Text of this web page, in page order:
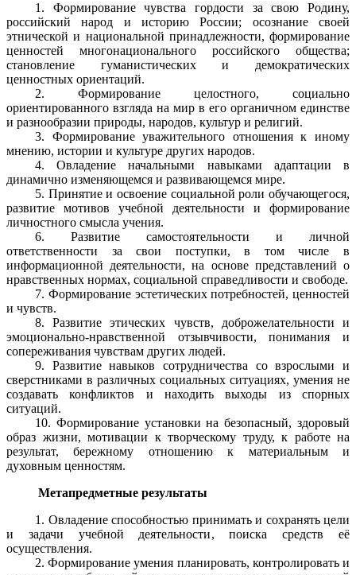
1. Формирование чувства гордости за свою Родину,
российский народ и историю России; осознание своей
этнической и национальной принадлежности, формирование
ценностей многонационального российского общества;
становление гуманистических и демократических
ценностных ориентаций.
2. Формирование целостного, социально
ориентированного взгляда на мир в его органичном единстве
и разнообразии природы, народов, культур и религий.
3. Формирование уважительного отношения к иному
мнению, истории и культуре других народов.
4. Овладение начальными навыками адаптации в
динамично изменяющемся и развивающемся мире.
5. Принятие и освоение социальной роли обучающегося,
развитие мотивов учебной деятельности и формирование
личностного смысла учения.
6. Развитие самостоятельности и личной
ответственности за свои поступки, в том числе в
информационной деятельности, на основе представлений о
нравственных нормах, социальной справедливости и свободе.
7. Формирование эстетических потребностей, ценностей
и чувств.
8. Развитие этических чувств, доброжелательности и
эмоционально-нравственной отзывчивости, понимания и
сопереживания чувствам других людей.
9. Развитие навыков сотрудничества со взрослыми и
сверстниками в различных социальных ситуациях, умения не
создавать конфликтов и находить выходы из спорных
ситуаций.
10. Формирование установки на безопасный, здоровый
образ жизни, мотивации к творческому труду, к работе на
результат, бережному отношению к материальным и
духовным ценностям.
Метапредметные результаты
1. Овладение способностью принимать и сохранять цели
и задачи учебной деятельности, поиска средств её
осуществления.
2. Формирование умения планировать, контролировать и